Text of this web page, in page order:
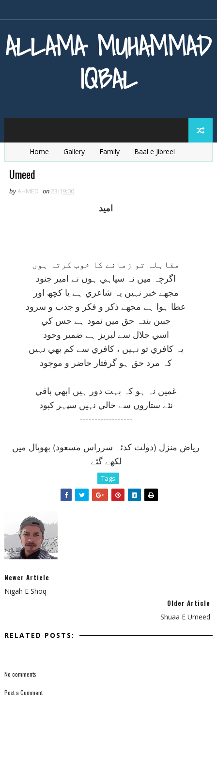
ALLAMA MUHAMMAD
IQBAL
Home Gallery Family
Baal e Jibreel
Zarb e Kaleem
Umeed
byAHMED on23:19:00
اميد
مقابلہ تو زمانے کا خوب کرتا ہوں
اگرچہ ميں نہ سپاہي ہوں نے امير جنود
مجھے خبر نہيں يہ شاعري ہے يا کچھ اور
عطا ہوا ہے مجھے ذکر و فکر و جذب و سرود
جبين بندہ حق ميں نمود ہے جس کي
اسي جلال سے لبريز ہے ضمير وجود
يہ کافري تو نہيں ، کافري سے کم بھي نہيں
کہ مرد حق ہو گرفتار حاضر و موجود
غميں نہ ہو کہ بہت دور ہيں ابھي باقي
نئے ستاروں سے خالي نہيں سپہر کبود
------------------
رياض منزل (دولت کدئہ سرراس مسعود) بھوپال ميں
لکھے گئے
Tags
Newer Article
Nigah E Shoq
Older Article
Shuaa E Umeed
RELATED POSTS:
No comments:
Post a Comment